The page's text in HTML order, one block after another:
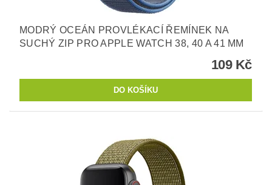
MODRÝ OCEÁN PROVLÉKACÍ ŘEMÍNEK NA
SUCHÝ ZIP PRO APPLE WATCH 38, 40 A 41 MM
109 Kč